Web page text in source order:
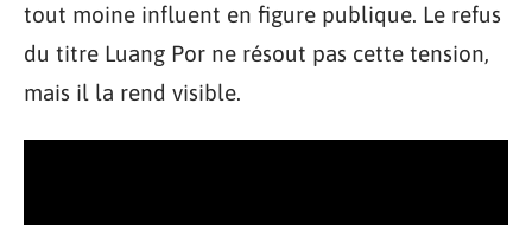
tout moine influent en figure publique. Le refus
du titre Luang Por ne résout pas cette tension,
mais il la rend visible.